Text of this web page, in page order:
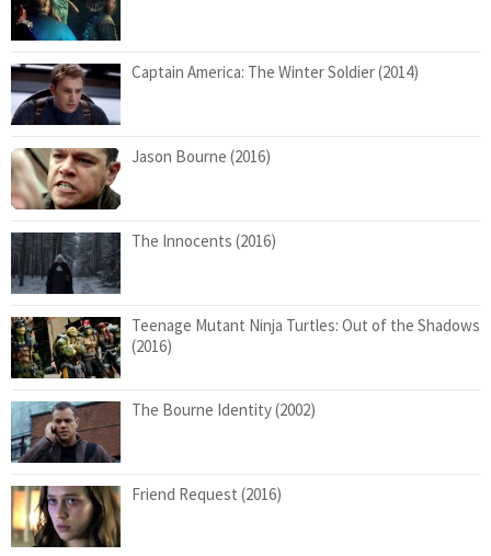
Captain America: The Winter Soldier (2014)
Jason Bourne (2016)
The Innocents (2016)
Teenage Mutant Ninja Turtles: Out of the Shadows
(2016)
The Bourne Identity (2002)
Friend Request (2016)